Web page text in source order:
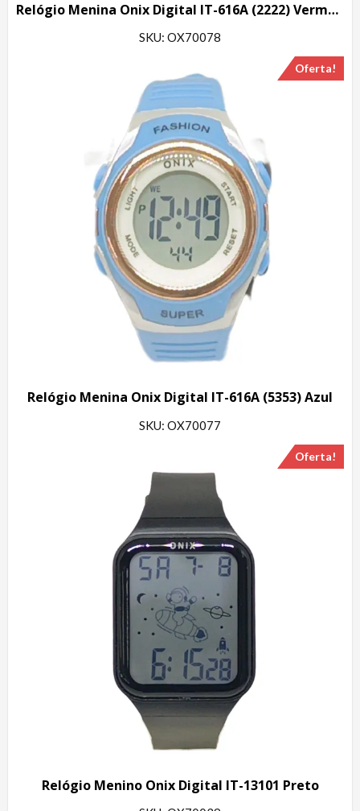
Relógio Menina Onix Digital IT-616A (2222) Vermelho
SKU: OX70078
Oferta!
Relógio Menina Onix Digital IT-616A (5353) Azul
SKU: OX70077
Oferta!
Relógio Menino Onix Digital IT-13101 Preto